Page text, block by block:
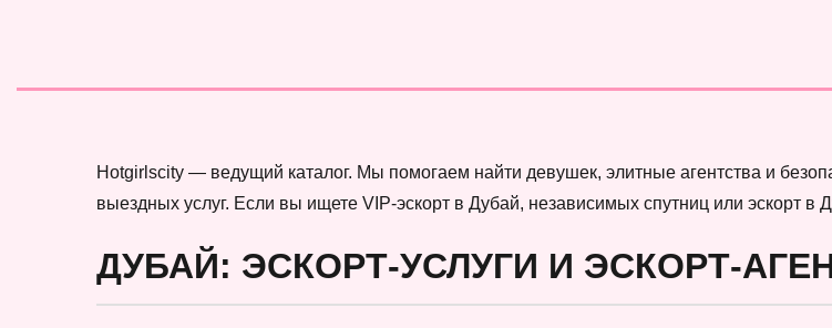
Hotgirlscity — ведущий каталог. Мы помогаем найти девушек, элитные агентства и
выездных услуг. Если вы ищете VIP-эскорт в Дубай, независимых спутниц или эскорт
ДУБАЙ: ЭСКОРТ-УСЛУГИ И ЭСКОРТ-